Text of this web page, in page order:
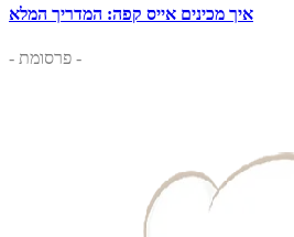
איך מכינים אייס קפה: המדריך המלא
- פרסומת -